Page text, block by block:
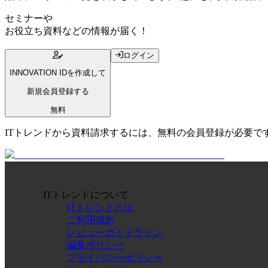
セミナーや
お役立ち資料などの情報が届く！
INNOVATION IDを作成して
新規会員登録する
無料
ログイン
ITトレンドから資料請求するには、無料の会員登録が必要で
ITトレンドについて
ITトレンドとは
ご利用規約
レビューガイドライン
編集ポリシー
プライバシーポリシー